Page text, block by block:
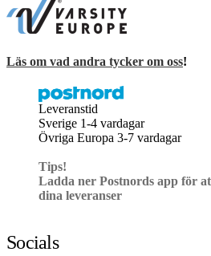
Läs om vad andra tycker om oss!
Leveranstid
Sverige 1-4 vardagar
Övriga Europa 3-7 vardagar
Tips!
Ladda ner Postnords app för
dina leveranser
Socials